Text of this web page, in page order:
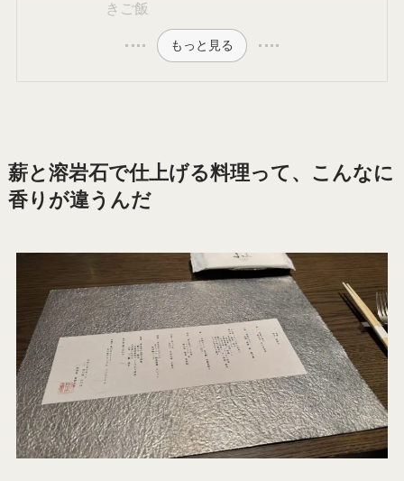
きご飯
もっと見る
薪と溶岩石で仕上げる料理って、こんなに
香りが違うんだ